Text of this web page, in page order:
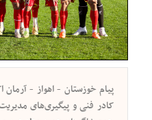
پیام خوزستان - اهواز - آرمان
کادر فنی و پیگیری‌های